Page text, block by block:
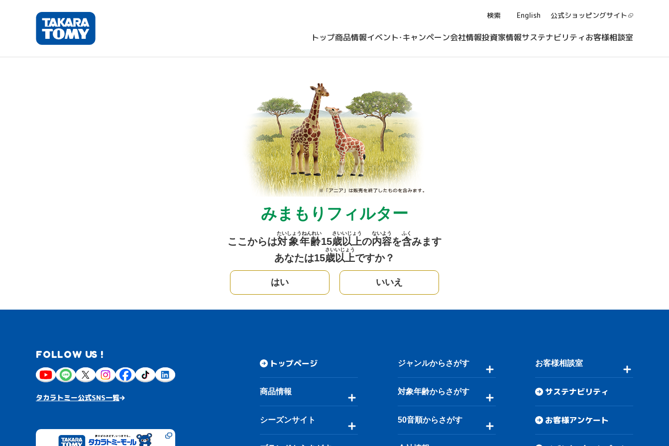
検索 English 公式ショッピングサイト
トップ商品情報イベント・キャンペーン会社情報投資家情報サステナビリティお客様相談室
みまもりフィルター
ここからは対象年齢
たいしょうねんれい
15歳
さい
以上
いじょう
の内容
ないよう
を含
ふく
みます
あなたは15歳
さい
以上
いじょう
ですか？
はい いいえ
FOLLOW US !
タカラトミー公式SNS一覧
トップページ
商品情報
シーズンサイト
ジャンルからさがす
対象年齢からさがす
50音順からさがす
お客様相談室
サステナビリティ
お客様アンケート